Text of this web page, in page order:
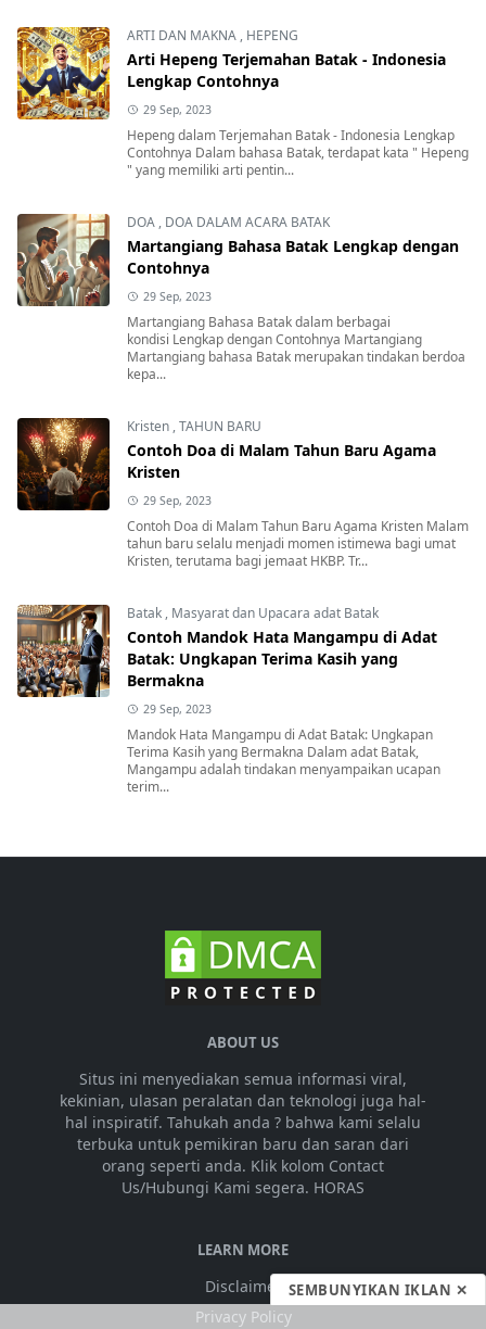
ARTI DAN MAKNA , HEPENG
Arti Hepeng Terjemahan Batak - Indonesia
Lengkap Contohnya
29 Sep, 2023
Hepeng dalam Terjemahan Batak - Indonesia Lengkap
Contohnya Dalam bahasa Batak, terdapat kata " Hepeng
" yang memiliki arti pentin...
DOA , DOA DALAM ACARA BATAK
Martangiang Bahasa Batak Lengkap dengan
Contohnya
29 Sep, 2023
Martangiang Bahasa Batak dalam berbagai
kondisi Lengkap dengan Contohnya Martangiang
Martangiang bahasa Batak merupakan tindakan berdoa
kepa...
Kristen ,TAHUN BARU
Contoh Doa di Malam Tahun Baru Agama
Kristen
29 Sep, 2023
Contoh Doa di Malam Tahun Baru Agama Kristen Malam
tahun baru selalu menjadi momen istimewa bagi umat
Kristen, terutama bagi jemaat HKBP. Tr...
Batak , Masyarat dan Upacara adat Batak
Contoh Mandok Hata Mangampu di Adat
Batak: Ungkapan Terima Kasih yang
Bermakna
29 Sep, 2023
Mandok Hata Mangampu di Adat Batak: Ungkapan
Terima Kasih yang Bermakna Dalam adat Batak,
Mangampu adalah tindakan menyampaikan ucapan
terim...
ABOUT US
Situs ini menyediakan semua informasi viral,
kekinian, ulasan peralatan dan teknologi juga hal-
hal inspiratif. Tahukah anda ? bahwa kami selalu
terbuka untuk pemikiran baru dan saran dari
orang seperti anda. Klik kolom Contact
Us/Hubungi Kami segera. HORAS
LEARN MORE
Disclaimer
Privacy Policy
SEMBUNYIKAN IKLAN ✕